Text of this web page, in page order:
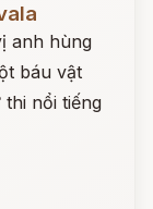
anh hùng
báu vật
nổi tiếng